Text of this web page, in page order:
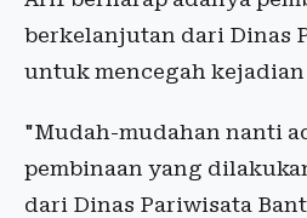
berkelanjutan dari Dinas
untuk mencegah
"Mudah-mudahan nanti
pembinaan yang
dari Dinas Pariwisata